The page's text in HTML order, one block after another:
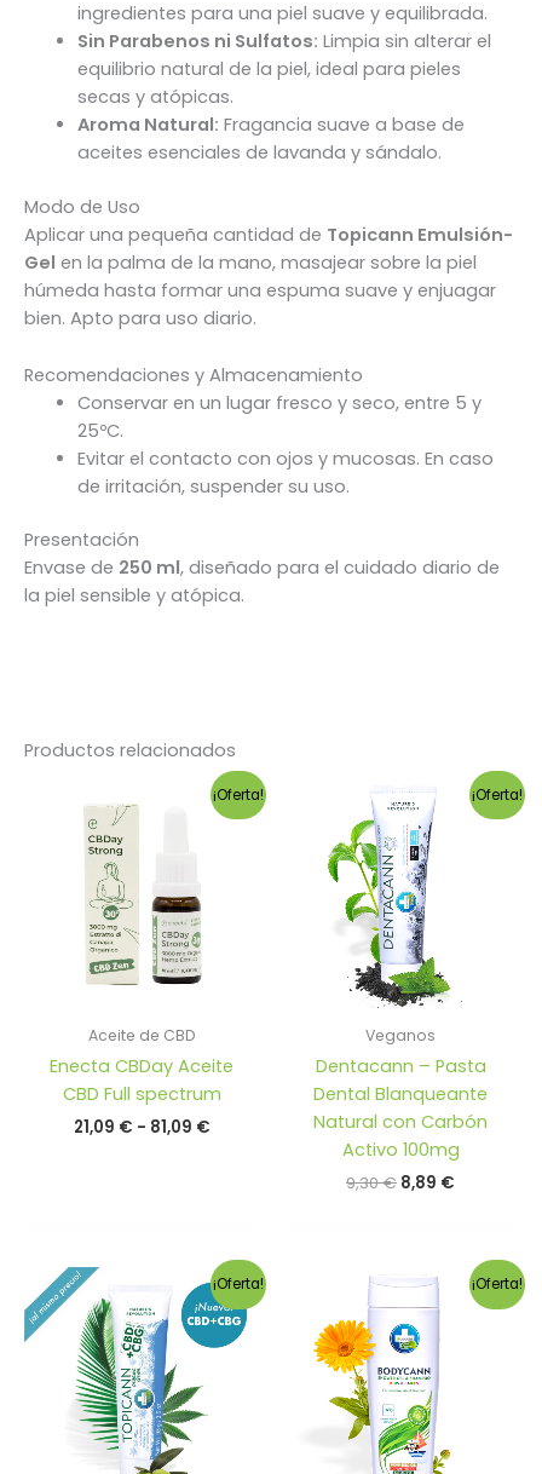
ingredientes para una piel suave y equilibrada.
Sin Parabenos ni Sulfatos: Limpia sin alterar el
equilibrio natural de la piel, ideal para pieles
secas y atópicas.
Aroma Natural: Fragancia suave a base de
aceites esenciales de lavanda y sándalo.
Modo de Uso
Aplicar una pequeña cantidad de Topicann Emulsión-
Gel en la palma de la mano, masajear sobre la piel
húmeda hasta formar una espuma suave y enjuagar
bien. Apto para uso diario.
Recomendaciones y Almacenamiento
Conservar en un lugar fresco y seco, entre 5 y
25ºC.
Evitar el contacto con ojos y mucosas. En caso
de irritación, suspender su uso.
Presentación
Envase de 250 ml, diseñado para el cuidado diario de
la piel sensible y atópica.
Productos relacionados
¡Oferta!
Aceite de CBD
Enecta CBDay Aceite
CBD Full spectrum
21,09 € - 81,09 €Rango
¡Oferta!
Veganos
Dentacann – Pasta
Dental Blanqueante
Natural con Carbón
Activo 100mg
9,30€ El
8,89 €
8,89 €.
¡Oferta! ¡Oferta!